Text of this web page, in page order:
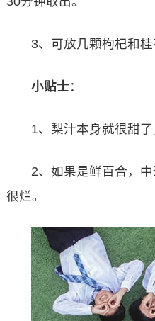
3、可放几颗枸杞和桂
小贴士：
1、梨汁本身就很甜了
2、如果是鲜百合，
很烂。